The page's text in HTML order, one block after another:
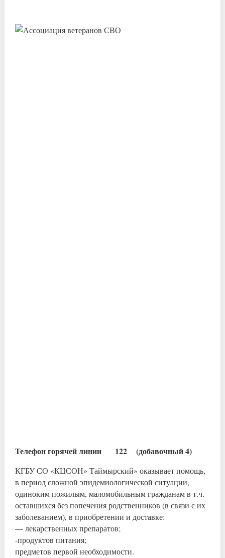
Телефон горячей линии 122 (добавочный 4)
КГБУ СО «КЦСОН» Таймырский» оказывает помощь,
в период сложной эпидемиологической ситуации,
одиноким пожилым, маломобильным гражданам в т.ч.
оставшихся без попечения родственников (в связи с их
заболеванием), в приобретении и доставке:
— лекарственных препаратов;
-продуктов питания;
предметов первой необходимости.